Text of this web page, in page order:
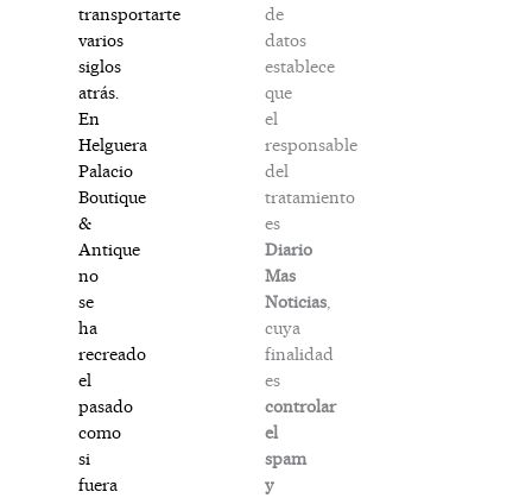
transportarte
varios
siglos
atrás.
En
Helguera
Palacio
Boutique
&
Antique
no
se
ha
recreado
el
pasado
como
si
fuera
de
datos
establece
que
el
responsable
del
tratamiento
es
Diario
Mas
Noticias
cuya
finalidad
es
controlar
el
spam
y